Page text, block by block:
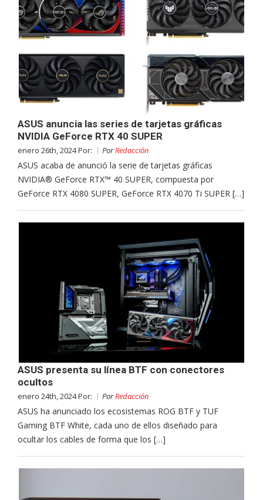
ASUS anuncia las series de tarjetas gráficas
NVIDIA GeForce RTX 40 SUPER
enero 26th, 2024 Por: PorRedacción
ASUS acaba de anunció la serie de tarjetas gráficas
NVIDIA® GeForce RTX™ 40 SUPER, compuesta por
GeForce RTX 4080 SUPER, GeForce RTX 4070 Ti SUPER […]
ASUS presenta su línea BTF con conectores
ocultos
enero 24th, 2024 Por: PorRedacción
ASUS ha anunciado los ecosistemas ROG BTF y TUF
Gaming BTF White, cada uno de ellos diseñado para
ocultar los cables de forma que los […]